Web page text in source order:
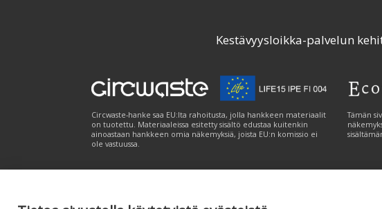
Kestävyysloikka-palvelun
Circwaste-hanke saa EU:lta rahoitusta, jolla hankkeen materiaalit
on tuotettu. Materiaaleissa esitetty sisältö edustaa kuitenkin
ainoastaan hankkeen omia näkemyksiä, joista EU:n komissio ei
ole vastuussa.
Tämän